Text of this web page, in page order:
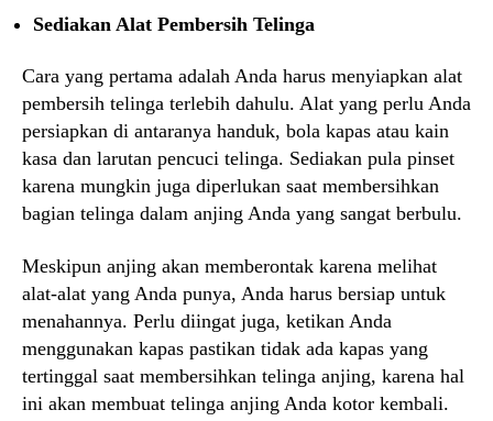
Sediakan Alat Pembersih Telinga
Cara yang pertama adalah Anda harus menyiapkan alat
pembersih telinga terlebih dahulu. Alat yang perlu Anda
persiapkan di antaranya handuk, bola kapas atau kain
kasa dan larutan pencuci telinga. Sediakan pula pinset
karena mungkin juga diperlukan saat membersihkan
bagian telinga dalam anjing Anda yang sangat berbulu.
Meskipun anjing akan memberontak karena melihat
alat-alat yang Anda punya, Anda harus bersiap untuk
menahannya. Perlu diingat juga, ketikan Anda
menggunakan kapas pastikan tidak ada kapas yang
tertinggal saat membersihkan telinga anjing, karena hal
ini akan membuat telinga anjing Anda kotor kembali.